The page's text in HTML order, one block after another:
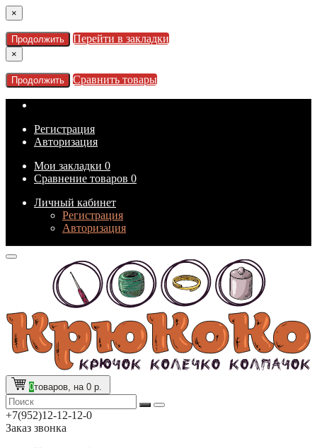
×
Продолжить Перейти в закладки
×
Продолжить Сравнить товары
Регистрация
Авторизация
Мои закладки 0
Сравнение товаров 0
Личный кабинет
Регистрация
Авторизация
0товаров, на 0 р.
+7(952)12-12-12-0
Заказ звонка